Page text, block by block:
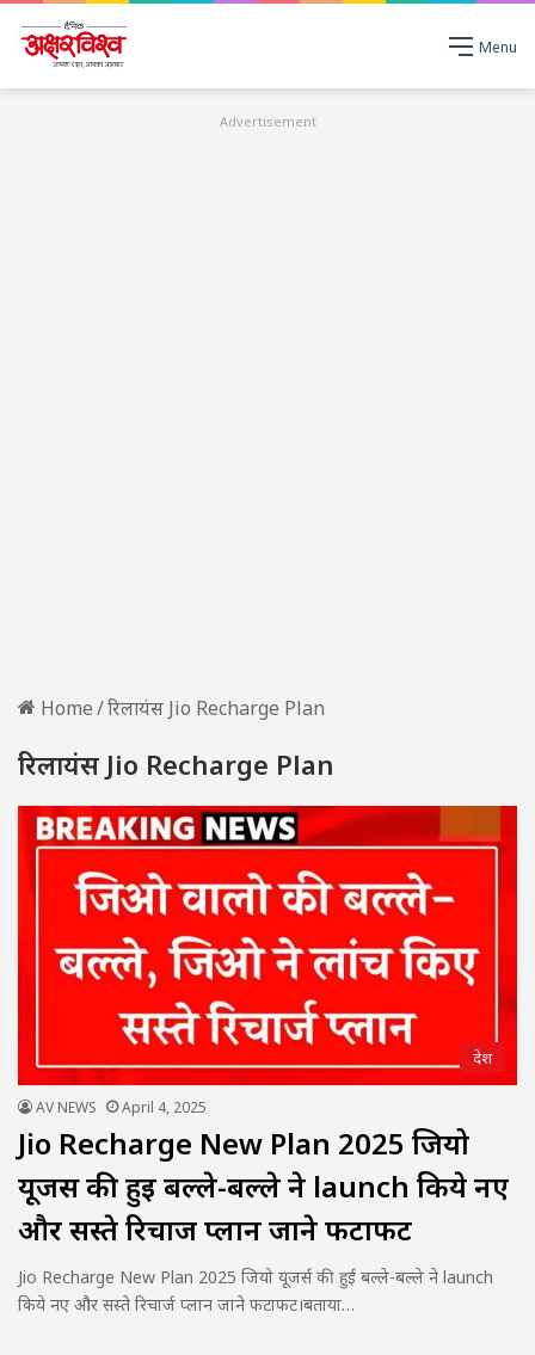
Menu
Advertisement
Home/रिलायंस Jio Recharge Plan
रिलायंस Jio Recharge Plan
देश
AV NEWS April 4, 2025
Jio Recharge New Plan 2025 जियो
यूजर्स की हुई बल्ले-बल्ले ने launch किये नए
और सस्ते रिचार्ज प्लान जाने फटाफट
Jio Recharge New Plan 2025 जियो यूजर्स की हुई बल्ले-बल्ले ने launch
किये नए और सस्ते रिचार्ज प्लान जाने फटाफट।बताया…